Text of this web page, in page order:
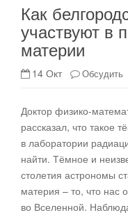
Как
участвуют в
материи
14 Окт Обсудить
Доктор физико-
рассказал, что такое
в лаборатории
найти. Тёмное и
столетия астрономы
материя – то, что нас
во Вселенной.